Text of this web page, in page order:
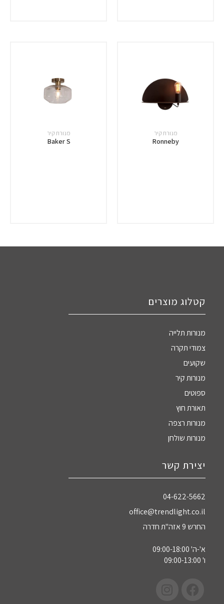
מנורת קיר
Ronneby
מנורת קיר
Baker S
קטלוג מוצרים
מנורות תלייה
צמודי תקרה
שקועים
מנורות קיר
ספוטים
תאורת חוץ
מנורות רצפה
מנורות שולחן
יצירת קשר
04-622-5662‏
office@trendlight.co.il
החרש 9 אזה"ת חדרה
א'-ה' 09:00-18:00
ו' 09:00-13:00